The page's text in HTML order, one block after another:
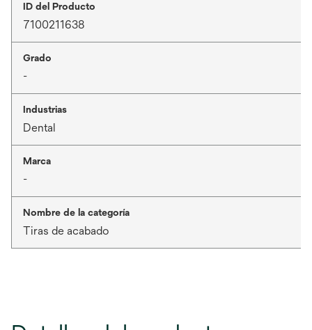
ID del Producto
7100211638
Grado
-
Industrias
Dental
Marca
-
Nombre de la categoría
Tiras de acabado